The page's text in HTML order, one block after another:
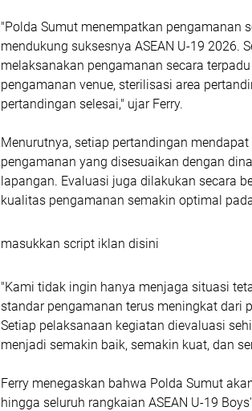
"Polda Sumut menempatkan pengamanan
mendukung suksesnya ASEAN U-19 2026.
melaksanakan pengamanan secara
pengamanan venue, sterilisasi area
pertandingan selesai," ujar Ferry.
Menurutnya, setiap pertandingan
pengamanan yang disesuaikan dengan
lapangan. Evaluasi juga dilakukan secara
kualitas pengamanan semakin optimal
masukkan script iklan disini
"Kami tidak ingin hanya menjaga situasi
standar pengamanan terus meningkat dari
Setiap pelaksanaan kegiatan dievaluasi
menjadi semakin baik, semakin kuat, dan
Ferry menegaskan bahwa Polda Sumut
hingga seluruh rangkaian ASEAN U-19